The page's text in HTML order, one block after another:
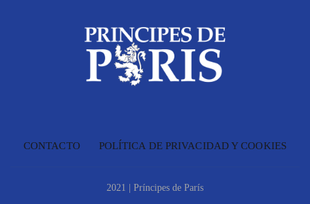
CONTACTO POLÍTICA DE PRIVACIDAD Y COOKIES
2021 | Príncipes de París